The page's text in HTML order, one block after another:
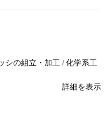
シの組立・加工 / 化学系工
詳細を表示